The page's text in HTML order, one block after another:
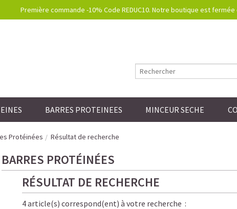
Première commande -10% Code REDUC10. Notre boutique est fermée
BARRES PROTEINEES MINCEUR SECHE
Protéinées Résultat de recherche
BARRES PROTÉINÉES
RÉSULTAT DE RECHERCHE
4 article(s) correspond(ent) à votre recherche :